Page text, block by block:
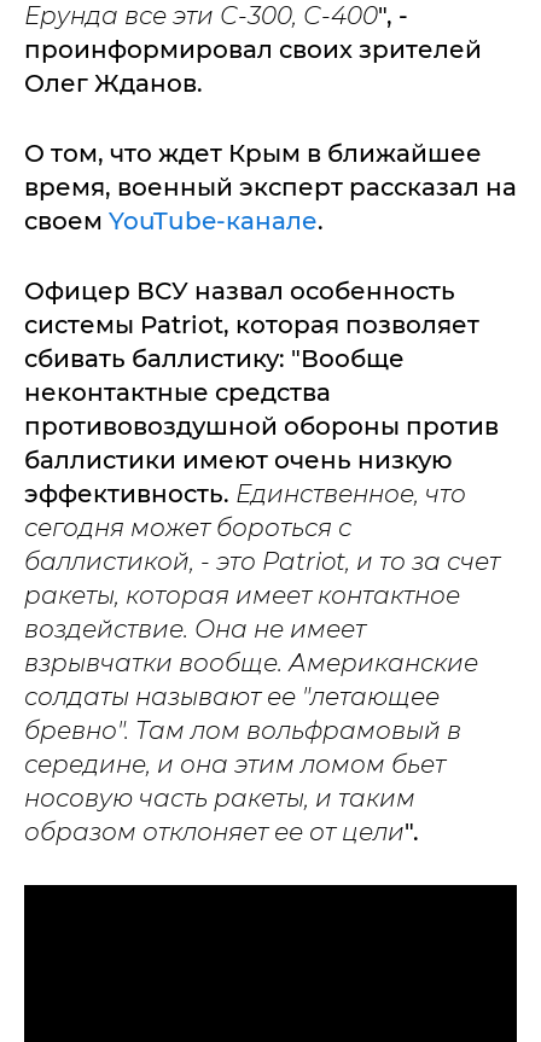
Ерунда все эти С-300, С-400", -
проинформировал своих зрителей
Олег Жданов.
О том, что ждет Крым в ближайшее
время, военный эксперт рассказал на
своем YouTube-канале.
Офицер ВСУ назвал особенность
системы Patriot, которая позволяет
сбивать баллистику: "Вообще
неконтактные средства
противовоздушной обороны против
баллистики имеют очень низкую
эффективность. Единственное, что
сегодня может бороться с
баллистикой, - это Patriot, и то за счет
ракеты, которая имеет контактное
воздействие. Она не имеет
взрывчатки вообще. Американские
солдаты называют ее "летающее
бревно". Там лом вольфрамовый в
середине, и она этим ломом бьет
носовую часть ракеты, и таким
образом отклоняет ее от цели".